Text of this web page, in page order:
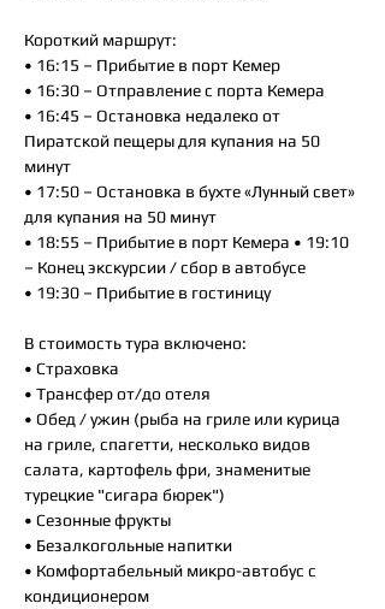
Короткий маршрут:
• 16:15 – Прибытие в порт Кемер
• 16:30 – Отправление с порта Кемера
• 16:45 – Остановка недалеко от
Пиратской пещеры для купания на 50
минут
• 17:50 – Остановка в бухте «Лунный свет»
для купания на 50 минут
• 18:55 – Прибытие в порт Кемера • 19:10
– Конец экскурсии / сбор в автобусе
• 19:30 – Прибытие в гостиницу
В стоимость тура включено:
• Страховка
• Трансфер от/до отеля
• Обед / ужин (рыба на гриле или курица
на гриле, спагетти, несколько видов
салата, картофель фри, знаменитые
турецкие "сигара бюрек")
• Сезонные фрукты
• Безалкогольные напитки
• Комфортабельный микро-автобус с
кондиционером